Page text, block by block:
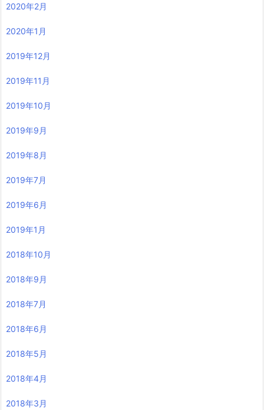
2020年2月
2020年1月
2019年12月
2019年11月
2019年10月
2019年9月
2019年8月
2019年7月
2019年6月
2019年1月
2018年10月
2018年9月
2018年7月
2018年6月
2018年5月
2018年4月
2018年3月